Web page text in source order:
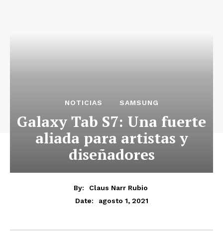
NOTICIAS SAMSUNG
Galaxy Tab S7: Una fuerte
aliada para artistas y
diseñadores
By:
Claus Narr Rubio
Date:
agosto 1, 2021